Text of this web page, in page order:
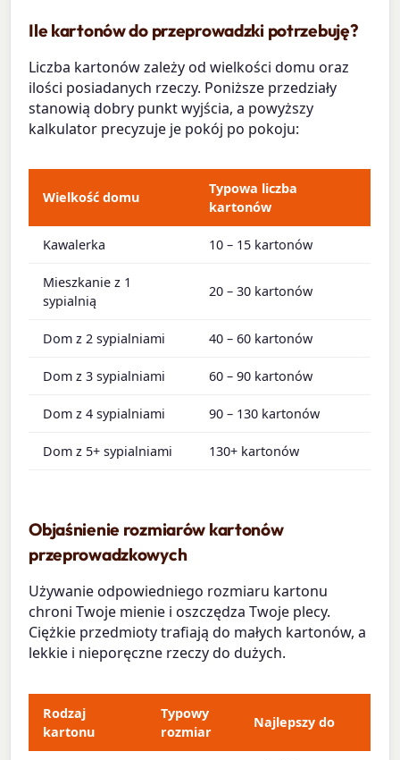
Ile kartonów do przeprowadzki potrzebuję?
Liczba kartonów zależy od wielkości domu oraz
ilości posiadanych rzeczy. Poniższe przedziały
stanowią dobry punkt wyjścia, a powyższy
kalkulator precyzuje je pokój po pokoju:
Wielkość domu
Typowa liczba
kartonów
Kawalerka 10 – 15 kartonów
Mieszkanie z 1
sypialnią
20 – 30 kartonów
Dom z 2 sypialniami 40 – 60 kartonów
Dom z 3 sypialniami 60 – 90 kartonów
Dom z 4 sypialniami 90 – 130 kartonów
Dom z 5+ sypialniami 130+ kartonów
Objaśnienie rozmiarów kartonów
przeprowadzkowych
Używanie odpowiedniego rozmiaru kartonu
chroni Twoje mienie i oszczędza Twoje plecy.
Ciężkie przedmioty trafiają do małych kartonów, a
lekkie i nieporęczne rzeczy do dużych.
Rodzaj
kartonu
Typowy
rozmiar
Najlepszy do